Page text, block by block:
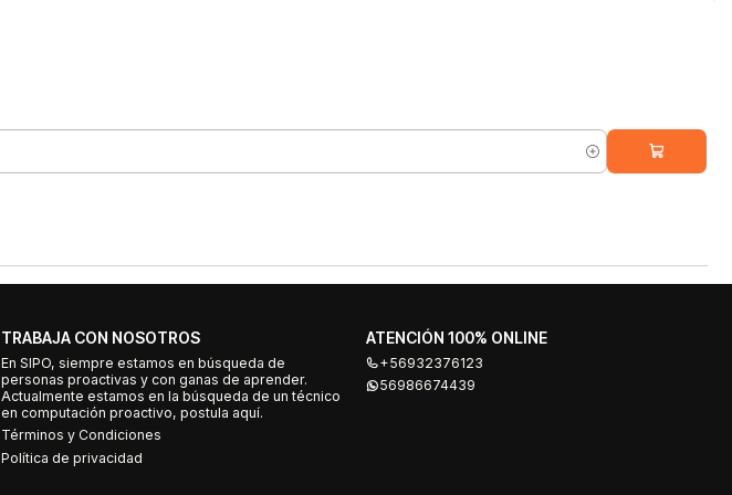
TRABAJA CON NOSOTROS
En SIPO, siempre estamos en búsqueda de
personas proactivas y con ganas de aprender.
Actualmente estamos en la búsqueda de un técnico
en computación proactivo, postula aquí.
Términos y Condiciones
Política de privacidad
ATENCIÓN 100% ONLINE
+56932376123
56986674439